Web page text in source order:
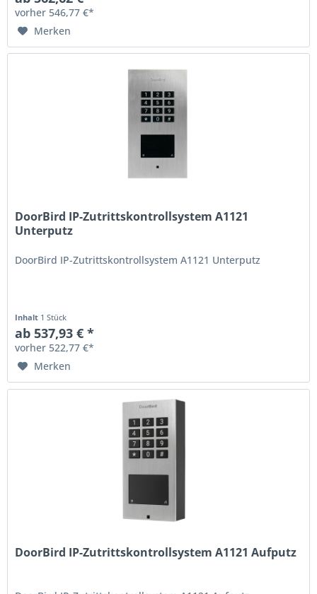
vorher 546,77 €*
Merken
DoorBird IP-Zutrittskontrollsystem A1121
Unterputz
DoorBird IP-Zutrittskontrollsystem A1121 Unterputz
Inhalt 1 Stück
ab 537,93 € *
vorher 522,77 €*
Merken
DoorBird IP-Zutrittskontrollsystem A1121 Aufputz